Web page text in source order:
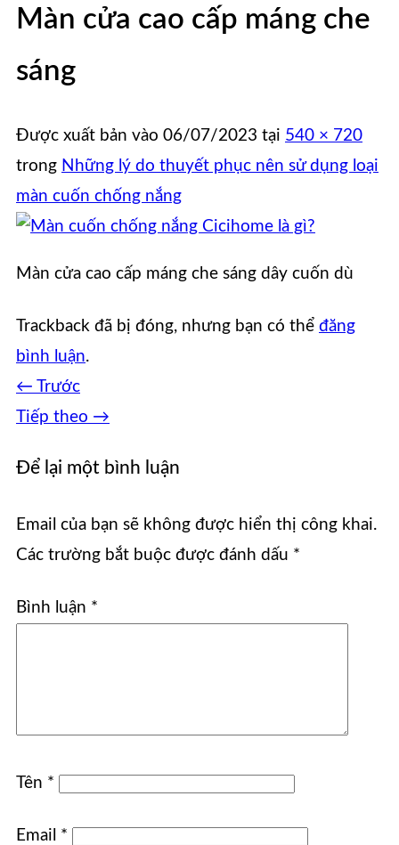
Màn cửa cao cấp máng che
sáng
Được xuất bản vào 06/07/2023 tại 540 × 720
trong Những lý do thuyết phục nên sử dụng loại
màn cuốn chống nắng
Màn cửa cao cấp máng che sáng dây cuốn dù
Trackback đã bị đóng, nhưng bạn có thể đăng
bình luận.
← Trước
Tiếp theo →
Để lại một bình luận
Email của bạn sẽ không được hiển thị công khai.
Các trường bắt buộc được đánh dấu *
Bình luận *
Tên *
Email *